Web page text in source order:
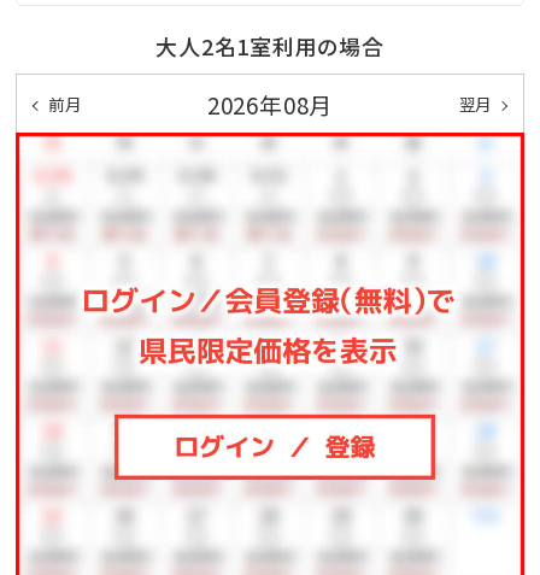
※貸出時、レンタサイクル使用申込書のご記入をお願
いしています。
■全室禁煙 (喫煙ブースは1Fに設置しております)
■全室にソファベッドを設置
■全室に加湿機能付空気清浄機完備
■全室無料Wi-Fi完備！
■コインランドリー完備（1F）
AED、自動販売機、製氷機
大人2名1室利用の場合
前月 2026年08月 翌月